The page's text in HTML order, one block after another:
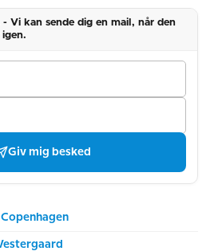
Vi kan sende dig en mail, når den
Giv mig besked
Copenhagen